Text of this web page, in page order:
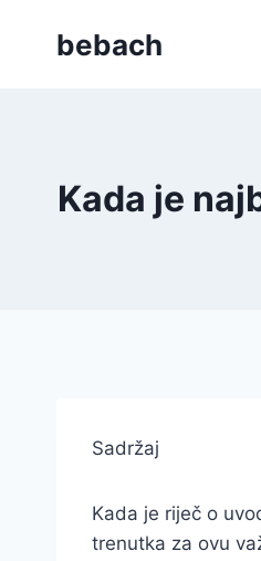
bebach
Kada je
Sadržaj
Kada je riječ o
trenutka za ovu